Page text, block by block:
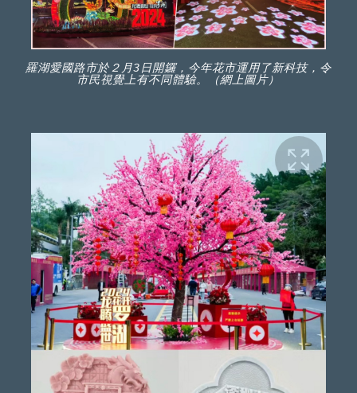
羅湖愛國路市於２月3日開鑼，今年花市運用了新科技，令
市民視覺上有不同體驗。（網上圖片）